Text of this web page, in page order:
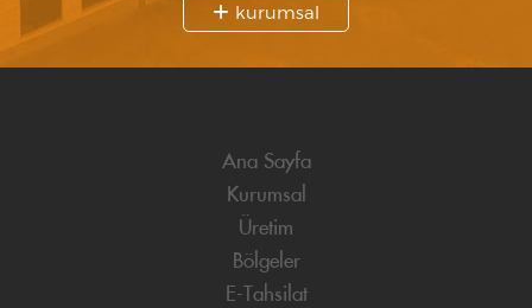
kurumsal
Ana Sayfa
Kurumsal
Üretim
Bölgeler
E-Tahsilat